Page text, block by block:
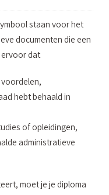
staan voor het
documenten die een
ervoor dat
hebt behaald in
of opleidingen,
administratieve
moet je je diploma